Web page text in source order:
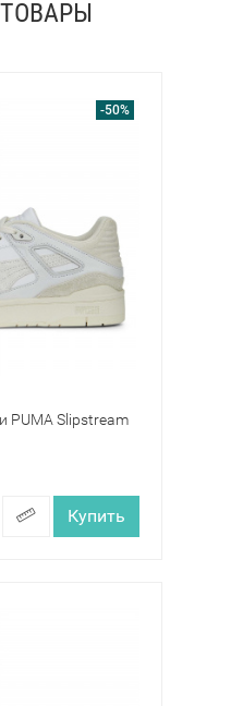
-50%
PUMA Slipstream
Купить